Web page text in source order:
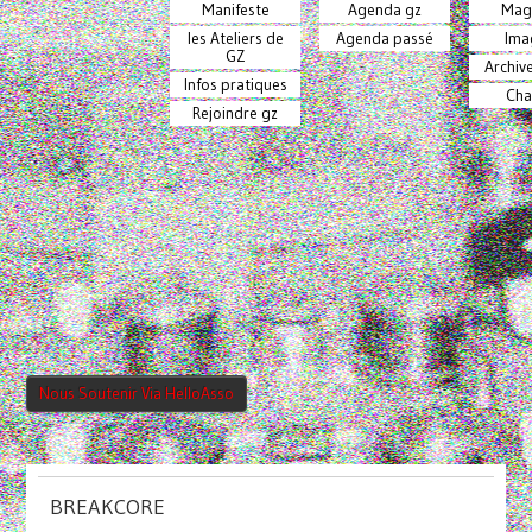
Manifeste
les Ateliers de
GZ
Infos pratiques
Rejoindre gz
Agenda gz
Agenda passé
Nous Soutenir Via HelloAsso
BREAKCORE